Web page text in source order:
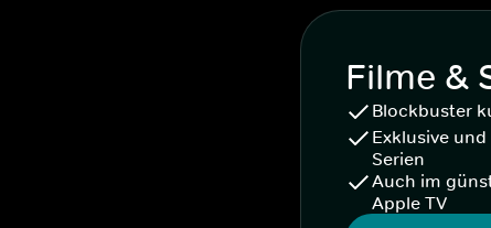
Filme &
Blockbuster
Exklusive
Serien
Auch im
Apple TV